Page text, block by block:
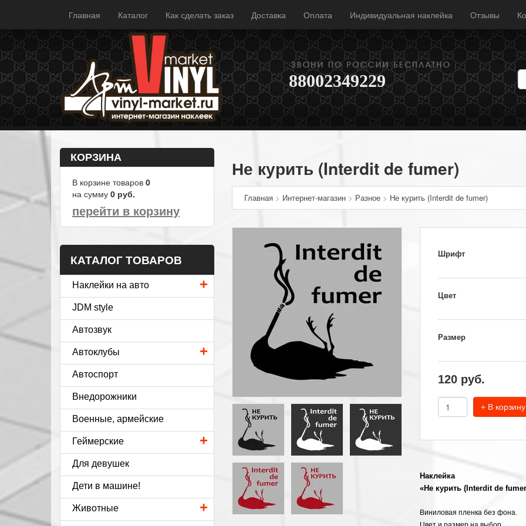
Главная Каталог Как сделать заказ Доставка Оплата Индивидуальная наклейка Отзывы
88002349229
Не курить (Interdit de fumer)
Главная> Интернет-магазин> Разное> Не курить (Interdit de fumer)
Шрифт
Цвет
Размер
120руб.
+ В корзину
Наклейка
«Не курить (Interdit de
Виниловая пленка без фона.
КОРЗИНА
В корзине товаров 0
на сумму 0 руб.
перейти в корзину
КАТАЛОГ ТОВАРОВ
+
Наклейки на авто
JDM style
Автозвук
+
Автоклубы
Автоспорт
Внедорожники
Военные, армейские
+
Геймерские
Для девушек
Дети в машине!
+
Животные